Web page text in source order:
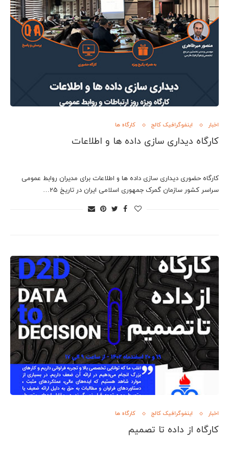
اخبار اینفوگرافیک کالج کارگاه ها
کارگاه دیداری سازی داده ها و اطلاعات
کارگاه حضوری دیداری سازی داده ها و اطلاعات برای مدیران روابط عمومی
سراسر کشور سازمان گمرک جمهوری اسلامی ایران در تاریخ 25…
اخبار اینفوگرافیک کالج کارگاه ها
کارگاه از داده تا تصمیم